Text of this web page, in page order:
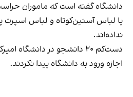
دانشگاه گفته است که ماموران
یا لباس آستین‌کوتاه و لباس اسپرت
نداده‌اند.
دست‌کم ۲۰ دانشجو در
اجازه ورود به دانشگاه پیدا نکردند.